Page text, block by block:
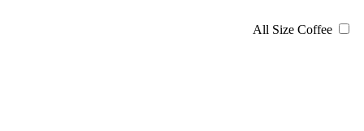
All Size Coffee